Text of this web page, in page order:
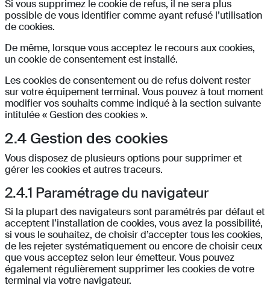
Si vous supprimez le cookie de refus, il ne sera plus
possible de vous identifier comme ayant refusé l’utilisation
de cookies.
De même, lorsque vous acceptez le recours aux cookies,
un cookie de consentement est installé.
Les cookies de consentement ou de refus doivent rester
sur votre équipement terminal. Vous pouvez à tout moment
modifier vos souhaits comme indiqué à la section suivante
intitulée « Gestion des cookies ».
2.4 Gestion des cookies
Vous disposez de plusieurs options pour supprimer et
gérer les cookies et autres traceurs.
2.4.1 Paramétrage du navigateur
Si la plupart des navigateurs sont paramétrés par défaut et
acceptent l’installation de cookies, vous avez la possibilité,
si vous le souhaitez, de choisir d’accepter tous les cookies,
de les rejeter systématiquement ou encore de choisir ceux
que vous acceptez selon leur émetteur. Vous pouvez
également régulièrement supprimer les cookies de votre
terminal via votre navigateur.